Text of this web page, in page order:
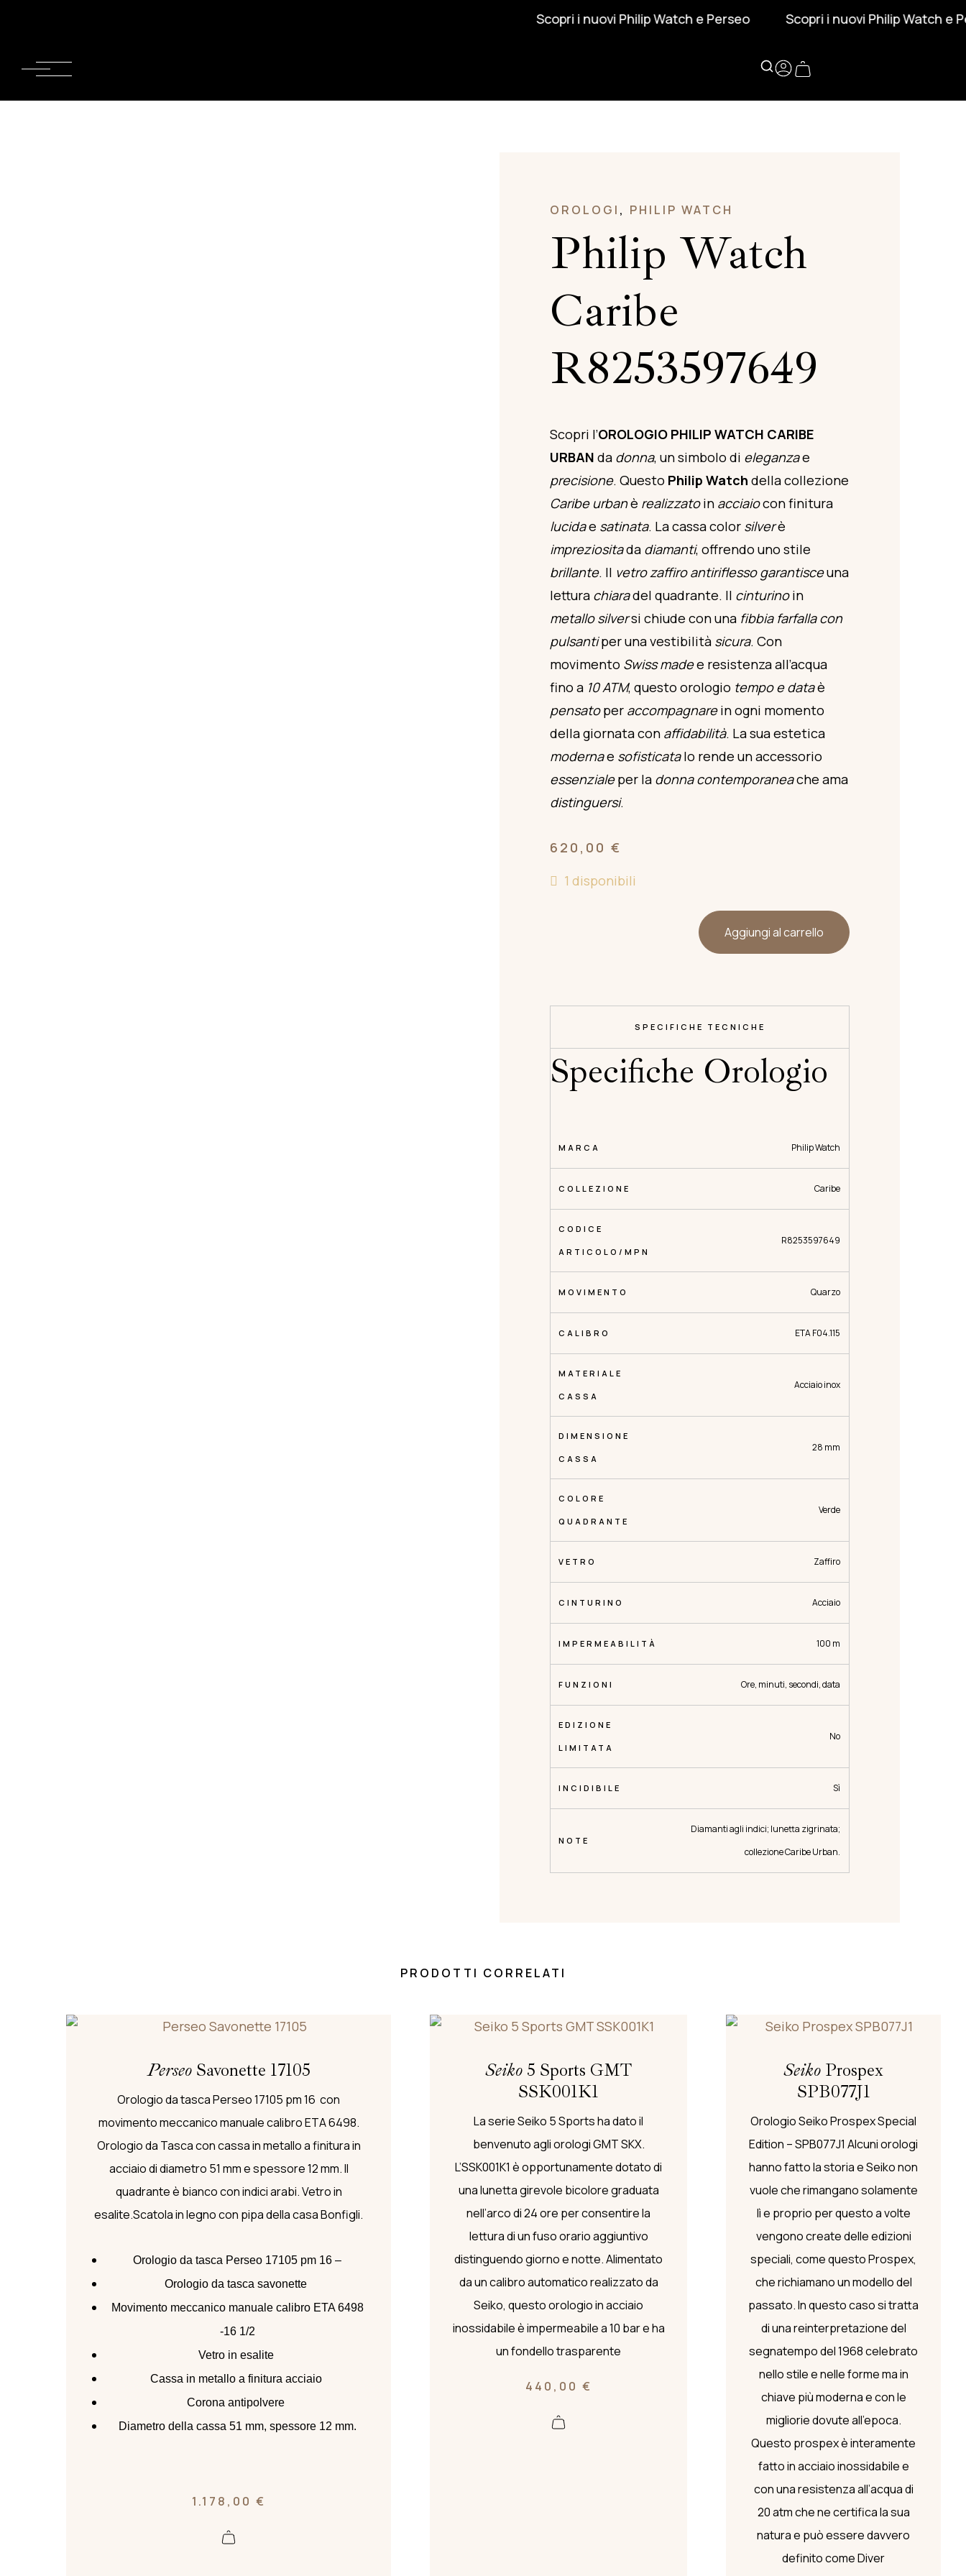
Scopri i nuovi Philip Watch e Perseo Scopri i nuovi Philip Watch e Perseo
OROLOGI , PHILIP WATCH
Philip Watch
Caribe
R8253597649
Scopri l’OROLOGIO PHILIP WATCH CARIBE
URBAN da donna, un simbolo di eleganzae
precisione. Questo Philip Watch della collezione
Caribe urbanè realizzatoin acciaiocon finitura
lucidae satinata. La cassa color silverè
impreziositada diamanti, offrendo uno stile
brillante. Il vetro zaffiro antiriflesso garantisceuna
lettura chiaradel quadrante. Il cinturinoin
metallo silversi chiude con una fibbia farfalla con
pulsantiper una vestibilità sicura. Con
movimento Swiss madee resistenza all’acqua
fino a 10 ATM, questo orologio tempo e dataè
pensatoper accompagnarein ogni momento
della giornata con affidabilità. La sua estetica
modernae sofisticatalo rende un accessorio
essenzialeper la donna contemporaneache ama
distinguersi.
620,00 €
1 disponibili
Aggiungi al carrello
SPECIFICHE TECNICHE
Specifiche Orologio
MARCA Philip Watch
COLLEZIONE Caribe
CODICE
ARTICOLO/MPN
R8253597649
MOVIMENTO Quarzo
CALIBRO ETA F04.115
MATERIALE
CASSA
Acciaio inox
DIMENSIONE
CASSA
28 mm
COLORE
QUADRANTE
Verde
VETRO Zaffiro
CINTURINO Acciaio
IMPERMEABILITÀ 100 m
FUNZIONI Ore, minuti, secondi, data
EDIZIONE
LIMITATA
No
INCIDIBILE Sì
NOTE
Diamanti agli indici; lunetta zigrinata;
collezione Caribe Urban.
PRODOTTI CORRELATI
PerseoSavonette 17105
Orologio da tasca Perseo 17105 pm 16 con
movimento meccanico manuale calibro ETA 6498.
Orologio da Tasca con cassa in metallo a finitura in
acciaio di diametro 51 mm e spessore 12 mm. Il
quadrante è bianco con indici arabi. Vetro in
esalite.Scatola in legno con pipa della casa Bonfigli.
Orologio da tasca Perseo 17105 pm 16 –
Orologio da tasca savonette
Movimento meccanico manuale calibro ETA 6498
-16 1/2
Vetro in esalite
Cassa in metallo a finitura acciaio
Corona antipolvere
Diametro della cassa 51 mm, spessore 12 mm.
1.178,00 €
Seiko 5 Sports GMT
SSK001K1
La serie Seiko 5 Sports ha dato il
benvenuto agli orologi GMT SKX.
L’SSK001K1 è opportunamente dotato di
una lunetta girevole bicolore graduata
nell’arco di 24 ore per consentire la
lettura di un fuso orario aggiuntivo
distinguendo giorno e notte. Alimentato
da un calibro automatico realizzato da
Seiko, questo orologio in acciaio
inossidabile è impermeabile a 10 bar e ha
un fondello trasparente
440,00 €
Seiko Prospex
SPB077J1
Orologio Seiko Prospex Special
Edition – SPB077J1 Alcuni orologi
hanno fatto la storia e Seiko non
vuole che rimangano solamente
lì e proprio per questo a volte
vengono create delle edizioni
speciali, come questo Prospex,
che richiamano un modello del
passato. In questo caso si tratta
di una reinterpretazione del
segnatempo del 1968 celebrato
nello stile e nelle forme ma in
chiave più moderna e con le
migliorie dovute all’epoca.
Questo prospex è interamente
fatto in acciaio inossidabile e
con una resistenza all’acqua di
20 atm che ne certifica la sua
natura e può essere davvero
definito come Diver